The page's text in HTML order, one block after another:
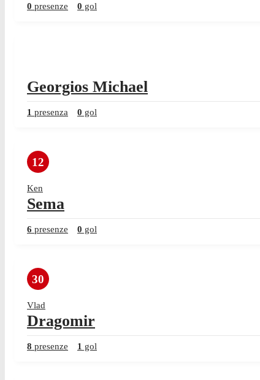
0 presenze 0 gol
Georgios Michael
1 presenza 0 gol
12
Ken
Sema
6 presenze 0 gol
30
Vlad
Dragomir
8 presenze 1 gol